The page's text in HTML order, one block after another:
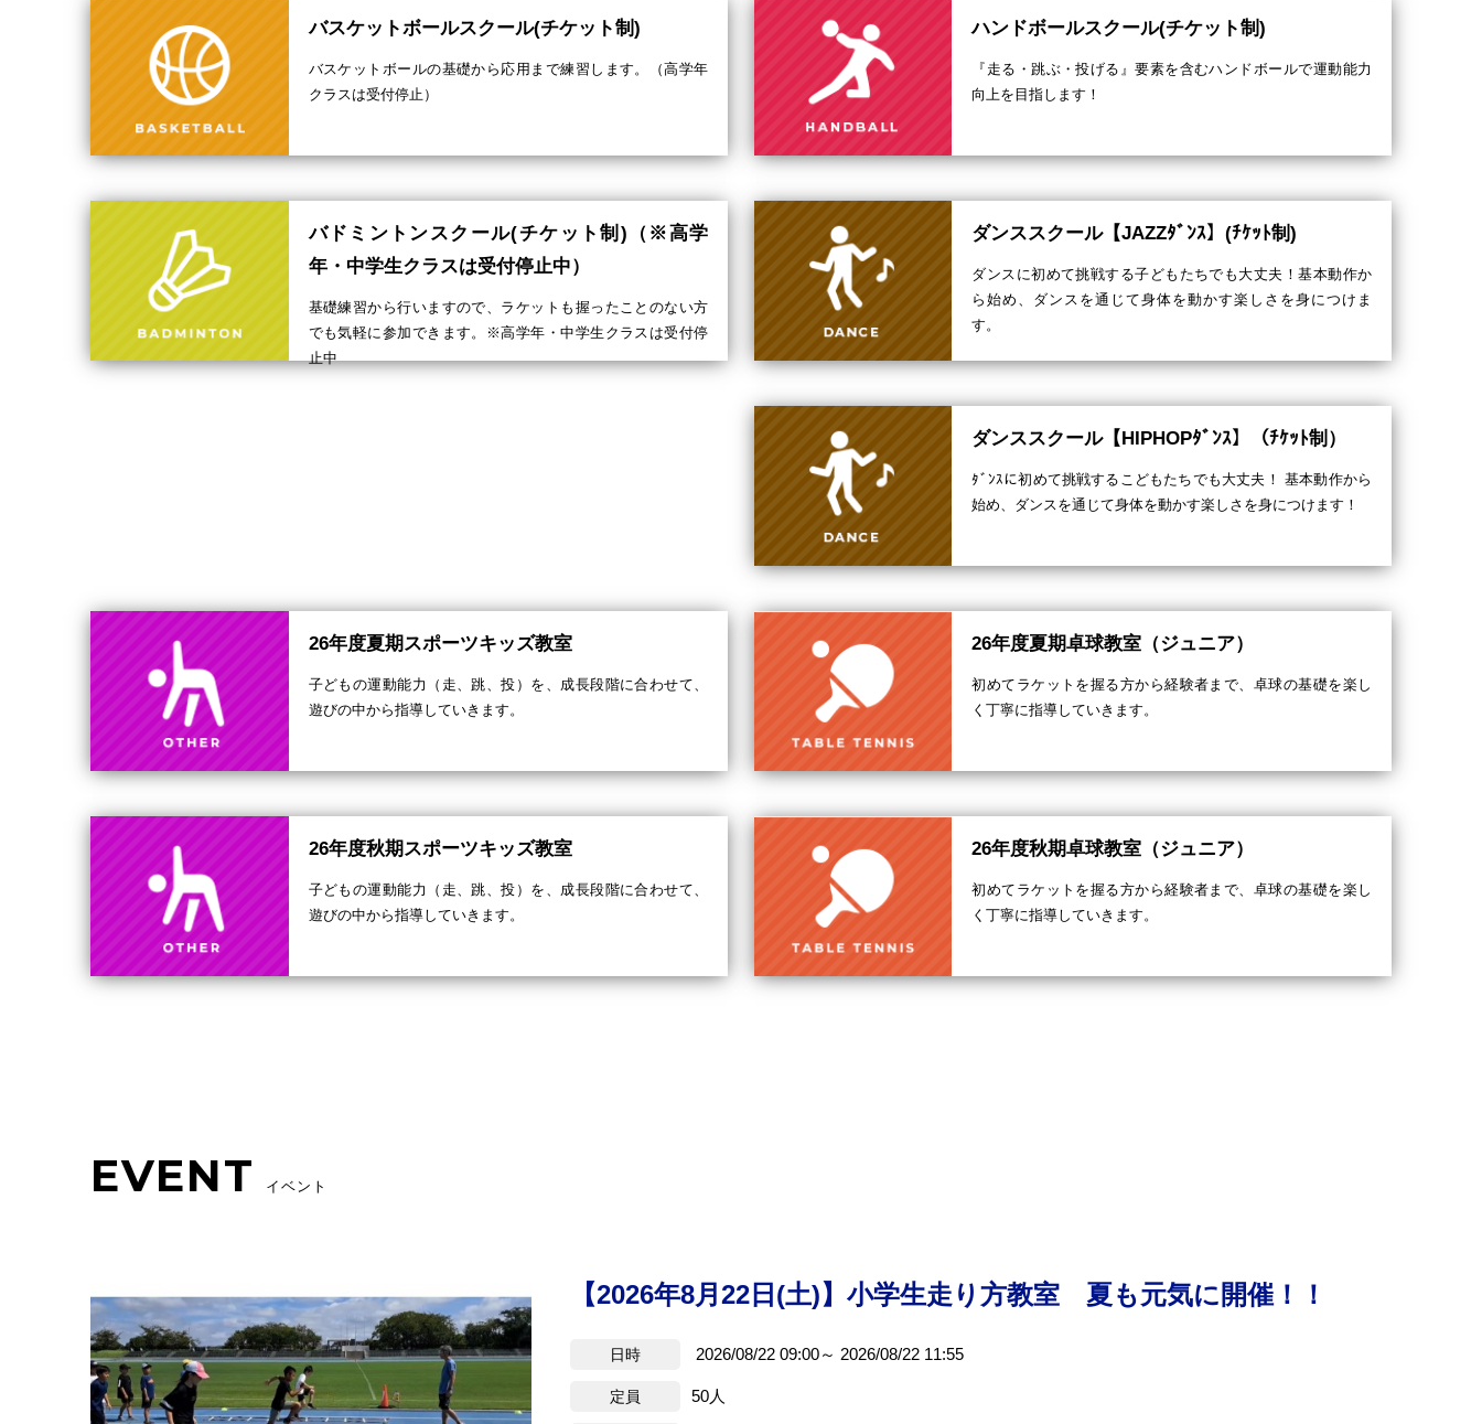
バスケットボールスクール(チケット制)
バスケットボールの基礎から応用まで練習します。（高学年
クラスは受付停止）
ハンドボールスクール(チケット制)
『走る・跳ぶ・投げる』要素を含むハンドボールで運動能力
向上を目指します！
バドミントンスクール(チケット制)（※高学
年・中学生クラスは受付停止中）
基礎練習から行いますので、ラケットも握ったことのない方
でも気軽に参加できます。※高学年・中学生クラスは受付停
止中
ダンススクール【JAZZﾀﾞﾝｽ】(ﾁｹｯﾄ制)
ダンスに初めて挑戦する子どもたちでも大丈夫！基本動作か
ら始め、ダンスを通じて身体を動かす楽しさを身につけま
す。
ダンススクール【HIPHOPﾀﾞﾝｽ】（ﾁｹｯﾄ制）
ﾀﾞﾝｽに初めて挑戦するこどもたちでも大丈夫！ 基本動作から
始め、ダンスを通じて身体を動かす楽しさを身につけます！
26年度夏期スポーツキッズ教室
子どもの運動能力（走、跳、投）を、成長段階に合わせて、
遊びの中から指導していきます。
26年度夏期卓球教室（ジュニア）
初めてラケットを握る方から経験者まで、卓球の基礎を楽し
く丁寧に指導していきます。
26年度秋期スポーツキッズ教室
子どもの運動能力（走、跳、投）を、成長段階に合わせて、
遊びの中から指導していきます。
26年度秋期卓球教室（ジュニア）
初めてラケットを握る方から経験者まで、卓球の基礎を楽し
く丁寧に指導していきます。
EVENT イベント
【2026年8月22日(土)】小学生走り方教室 夏も元気に開催！！
日時 2026/08/22 09:00～ 2026/08/22 11:55
定員 50人